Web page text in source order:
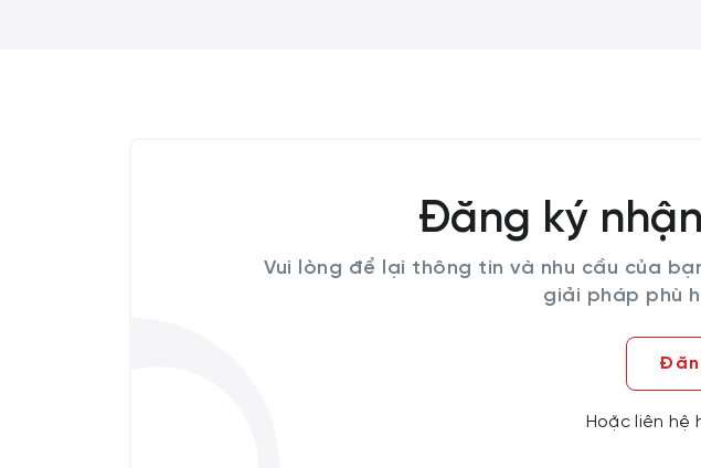
Đăng ký
Vui lòng để lại thông tin và nhu cầu của
giải pháp phù
Hoặc liên hệ